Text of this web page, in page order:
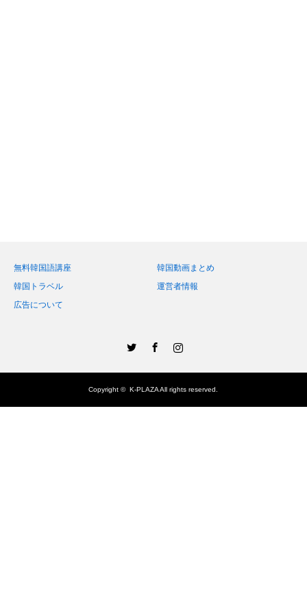
無料韓国語講座
韓国動画まとめ
韓国トラベル
運営者情報
広告について
Copyright ©K-PLAZAAll rights reserved.